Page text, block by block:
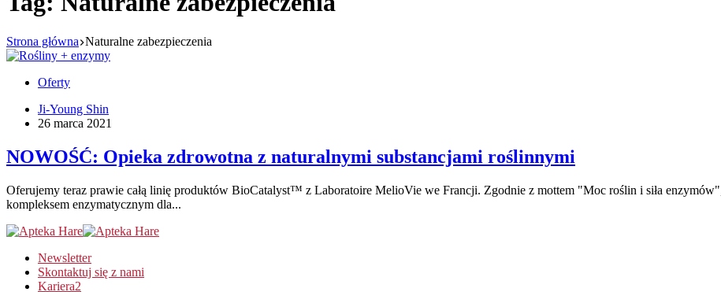
Strona główna Naturalne zabezpieczenia
Oferty
Ji-Young Shin
26 marca 2021
NOWOŚĆ: Opieka zdrowotna z naturalnymi substancjami roślinnymi
Oferujemy teraz prawie całą linię produktów BioCatalyst™ z Laboratoire MelioVie we Francji. Zgodnie z mottem "Moc roślin i siła
kompleksem enzymatycznym dla...
Newsletter
Skontaktuj się z nami
Kariera2